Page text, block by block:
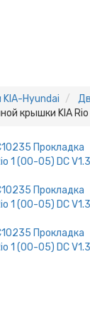
Hyundai
крышки KIA